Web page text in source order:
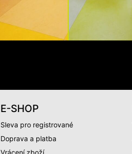
E-SHOP
Sleva pro registrované
Doprava a platba
Vrácení zboží